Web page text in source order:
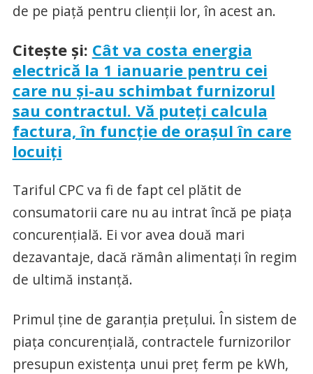
de pe piaţă pentru clienţii lor, în acest an.
Citeşte şi: Cât va costa energia
electrică la 1 ianuarie pentru cei
care nu şi-au schimbat furnizorul
sau contractul. Vă puteţi calcula
factura, în funcţie de oraşul în care
locuiţi
Tariful CPC va fi de fapt cel plătit de
consumatorii care nu au intrat încă pe piaţa
concurenţială. Ei vor avea două mari
dezavantaje, dacă rămân alimentaţi în regim
de ultimă instanţă.
Primul ţine de garanţia preţului. În sistem de
piaţa concurenţială, contractele furnizorilor
presupun existenţa unui preţ ferm pe kWh,